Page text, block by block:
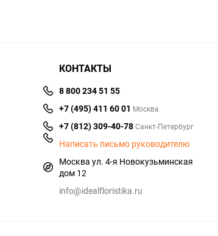
КОНТАКТЫ
8 800 234 51 55
+7 (495) 411 60 01 Москва
+7 (812) 309-40-78Санкт-Петербург
Написать письмо руководителю
Москва ул. 4-я Новокузьминская
дом 12
info@idealfloristika.ru